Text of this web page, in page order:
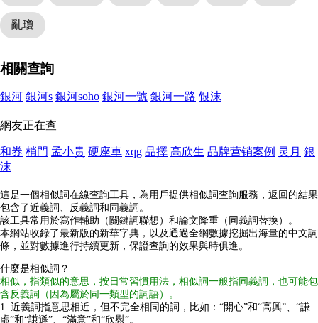
亂瓊
相關查詢
銀河 銀河s 銀河soho 銀河一號 銀河一路 银沫
網友正在查
和券 梢門 孟小贵 硬座車 xqg 品擇 高欣生 品牌营销案例 灵月 銀
沫
這是一個相似詞在線查詢工具，為用戶提供相似詞查詢服務，返回的結果
包含了近義詞、反義詞和同義詞。
該工具常用於寫作輔助（關鍵詞聯想）和論文降重（同義詞替換）。
本網站收錄了最新版的新華字典，以及通過全網數據挖掘出海量的中文詞
條，並對數據進行持續更新，保證查詢的效果與時俱進。
什麼是相似詞？
相似，指類似的意思，按日常習慣用法，相似詞一般指同義詞，也可能包
含反義詞（因為屬於同一類型的詞語）。
1. 近義詞指意思相近，但不完全相同的詞，比如：“開心”和“高興”、“謙
虛”和“謙遜”、“滿意”和“欣慰”。